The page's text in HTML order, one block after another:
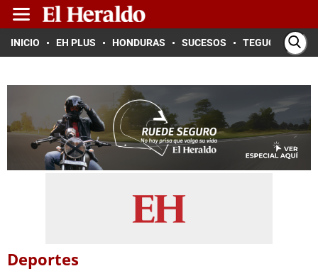
INICIO EH PLUS HONDURAS SUCESOS TEGUCIGALPA
Deportes